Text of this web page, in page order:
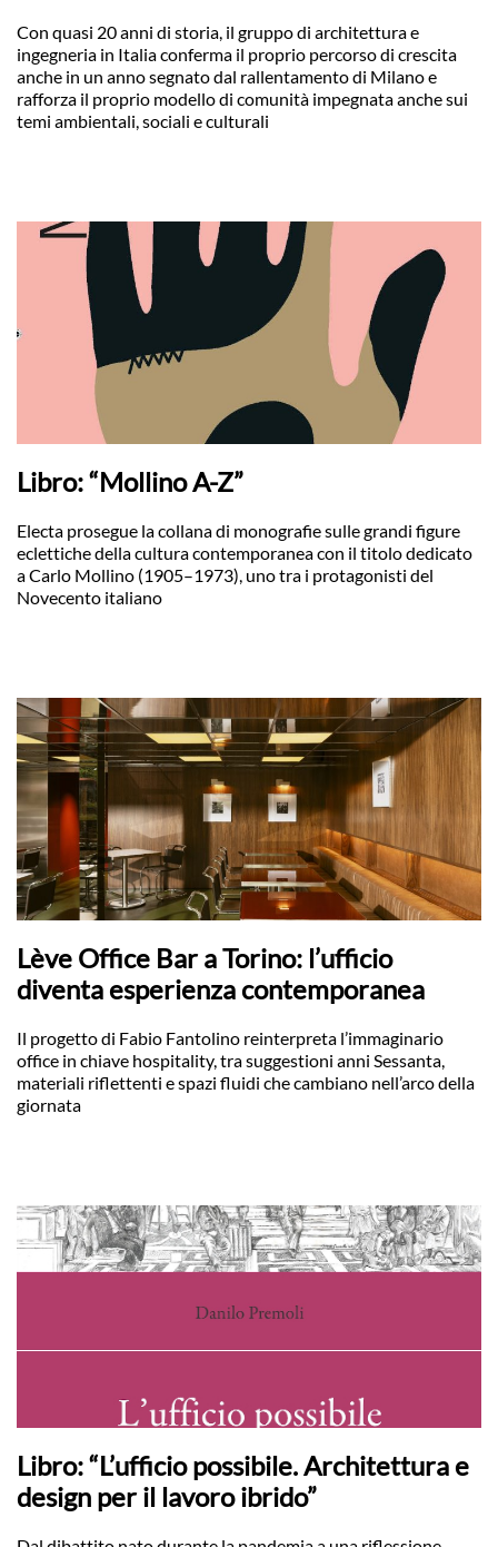
Con quasi 20 anni di storia, il gruppo di architettura e
ingegneria in Italia conferma il proprio percorso di crescita
anche in un anno segnato dal rallentamento di Milano e
rafforza il proprio modello di comunità impegnata anche sui
temi ambientali, sociali e culturali
Libro: “Mollino A-Z”
Electa prosegue la collana di monografie sulle grandi figure
eclettiche della cultura contemporanea con il titolo dedicato
a Carlo Mollino (1905–1973), uno tra i protagonisti del
Novecento italiano
Lève Office Bar a Torino: l’ufficio
diventa esperienza contemporanea
Il progetto di Fabio Fantolino reinterpreta l’immaginario
office in chiave hospitality, tra suggestioni anni Sessanta,
materiali riflettenti e spazi fluidi che cambiano nell’arco della
giornata
Libro: “L’ufficio possibile. Architettura e
design per il lavoro ibrido”